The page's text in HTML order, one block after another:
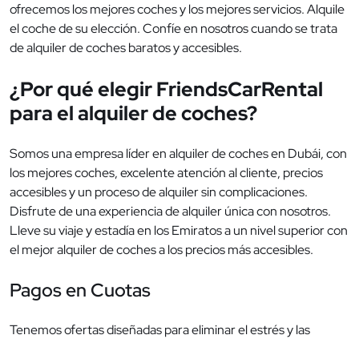
ofrecemos los mejores coches y los mejores servicios. Alquile
el coche de su elección. Confíe en nosotros cuando se trata
de alquiler de coches baratos y accesibles.
¿Por qué elegir FriendsCarRental
para el alquiler de coches?
Somos una empresa líder en alquiler de coches en Dubái, con
los mejores coches, excelente atención al cliente, precios
accesibles y un proceso de alquiler sin complicaciones.
Disfrute de una experiencia de alquiler única con nosotros.
Lleve su viaje y estadía en los Emiratos a un nivel superior con
el mejor alquiler de coches a los precios más accesibles.
Pagos en Cuotas
Tenemos ofertas diseñadas para eliminar el estrés y las